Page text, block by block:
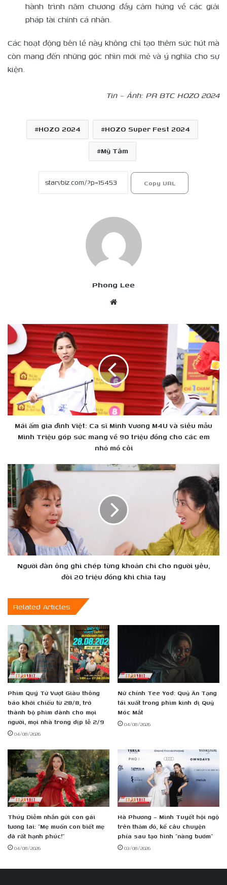
hành trình năm chương đầy cảm hứng về các giải
pháp tài chính cá nhân.
Các hoạt động bên lề này không chỉ tạo thêm sức hút mà
còn mang đến những góc nhìn mới mẻ và ý nghĩa cho sự
kiện.
Tin – Ảnh: PR BTC HOZO 2024
HOZO 2024 HOZO Super Fest 2024
Mỹ Tâm
Copy URL
Phong Lee
Mái
ấm
đình
Việt:
Ca
sĩ
Minh
Vương
M4U
Minh
Triệu
góp
sức
mang
về
90
triệu
đồng
mồ
côi
Mái ấm gia đình Việt: Ca sĩ Minh Vương M4U và siêu mẫu
Minh Triệu góp sức mang về 90 triệu đồng cho các em
nhỏ mồ côi
Người
đàn
ông
ghi
chép
từng
khoản
chi
cho
người
20
triệu
chia
tay
Người đàn ông ghi chép từng khoản chi cho người yêu,
đòi 20 triệu đồng khi chia tay
Related Articles
Phim Quý Tử Vượt Giàu thông
báo khởi chiếu từ 28/8, trở
thành bộ phim dành cho mọi
người, mọi nhà trong dịp lễ 2/9
04/08/2026
Nữ chính Tee Yod: Quỷ Ăn Tạng
tái xuất trong phim kinh dị Quỷ
Móc Mắt
04/08/2026
Thúy Diễm nhắn gửi con gái
tương lai: “Mẹ muốn con biết mẹ
đã rất hạnh phúc!”
04/08/2026
Hà Phương – Minh Tuyết hội ngộ
trên thảm đỏ, kể câu chuyện
phía sau tạo hình “nàng bướm”
03/08/2026